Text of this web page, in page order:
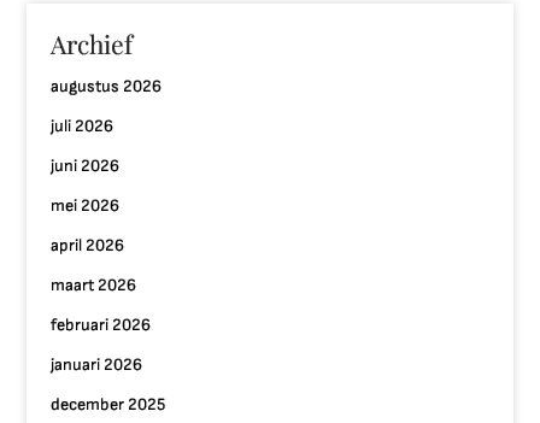
Archief
augustus 2026
juli 2026
juni 2026
mei 2026
april 2026
maart 2026
februari 2026
januari 2026
december 2025